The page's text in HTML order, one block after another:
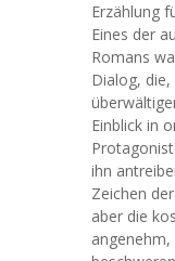
Erzählung
Eines der
Romans
Dialog,
Einblick in
ihn
Zeichen
aber die